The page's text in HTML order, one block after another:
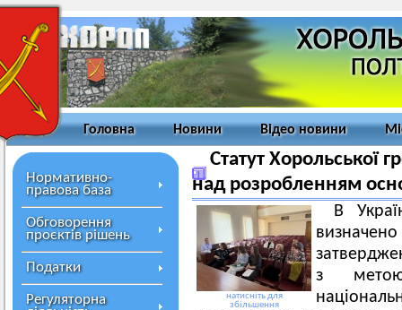
Головна Новини Відео новини
Нормативно-
правова база
Обговорення
проєктів рішень
Податки
Регуляторна
Статут Хорольської
над розробленням
натисніть для
збільшення
В
з метою